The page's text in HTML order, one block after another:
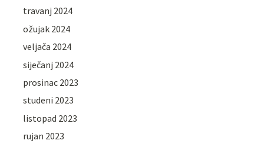
travanj 2024
ožujak 2024
veljača 2024
siječanj 2024
prosinac 2023
studeni 2023
listopad 2023
rujan 2023